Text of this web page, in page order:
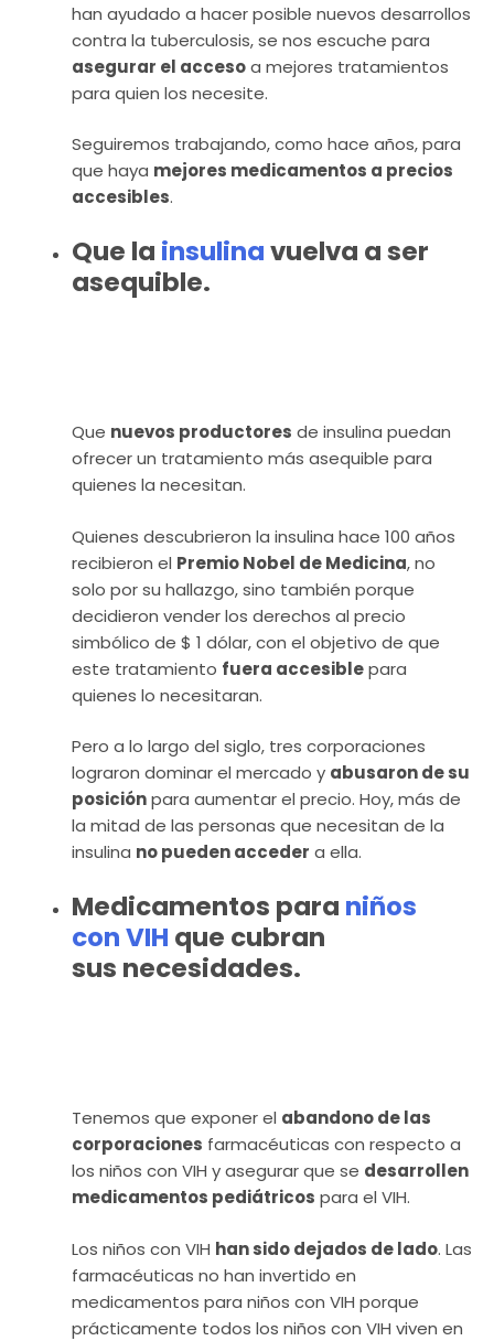
han ayudado a hacer posible nuevos desarrollos
contra la tuberculosis, se nos escuche para
asegurar el accesoa mejores tratamientos
para quien los necesite.
Seguiremos trabajando, como hace años, para
que haya mejores medicamentos a precios
accesibles.
Que la insulinavuelva a ser
asequible.
Que nuevos productores de insulina puedan
ofrecer un tratamiento más asequible para
quienes la necesitan.
Quienes descubrieron la insulina hace 100 años
recibieron el Premio Nobel de Medicina, no
solo por su hallazgo, sino también porque
decidieron vender los derechos al precio
simbólico de $ 1 dólar, con el objetivo de que
este tratamiento fuera accesiblepara
quienes lo necesitaran.
Pero a lo largo del siglo, tres corporaciones
lograron dominar el mercado y abusaron de su
posiciónpara aumentar el precio. Hoy, más de
la mitad de las personas que necesitan de la
insulina no pueden acceder a ella.
Medicamentos para niños
con VIH que cubran
sus necesidades.
Tenemos que exponer el abandono de las
corporaciones farmacéuticas con respecto a
los niños con VIH y asegurar que se desarrollen
medicamentos pediátricos para el VIH.
Los niños con VIH han sido dejados de lado. Las
farmacéuticas no han invertido en
medicamentos para niños con VIH porque
prácticamente todos los niños con VIH viven en